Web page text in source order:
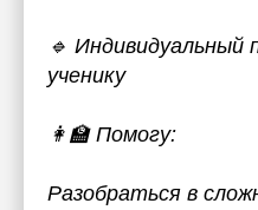
🔹 Индивидуальный
ученику
👩‍🏫 Помогу:
Разобраться в